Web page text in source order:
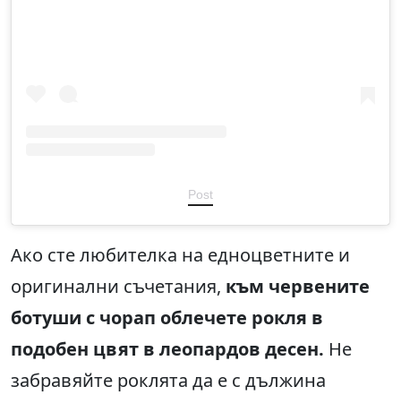
Post
Ако сте любителка на едноцветните и
оригинални съчетания, към червените
ботуши с чорап облечете рокля в
подобен цвят в леопардов десен. Не
забравяйте роклята да е с дължина